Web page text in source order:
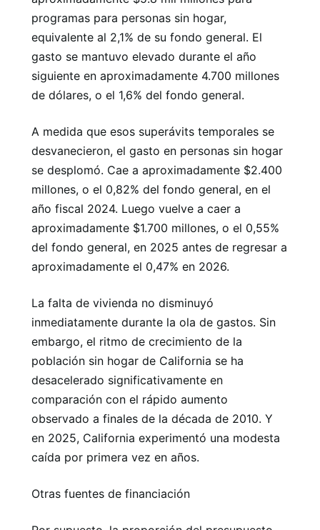
programas para personas sin hogar,
equivalente al 2,1% de su fondo general. El
gasto se mantuvo elevado durante el año
siguiente en aproximadamente 4.700 millones
de dólares, o el 1,6% del fondo general.
A medida que esos superávits temporales se
desvanecieron, el gasto en personas sin hogar
se desplomó. Cae a aproximadamente $2.400
millones, o el 0,82% del fondo general, en el
año fiscal 2024. Luego vuelve a caer a
aproximadamente $1.700 millones, o el 0,55%
del fondo general, en 2025 antes de regresar a
aproximadamente el 0,47% en 2026.
La falta de vivienda no disminuyó
inmediatamente durante la ola de gastos. Sin
embargo, el ritmo de crecimiento de la
población sin hogar de California se ha
desacelerado significativamente en
comparación con el rápido aumento
observado a finales de la década de 2010. Y
en 2025, California experimentó una modesta
caída por primera vez en años.
Otras fuentes de financiación